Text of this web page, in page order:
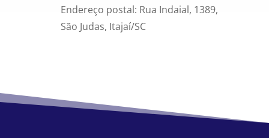
Endereço postal: Rua Indaial, 1389,
São Judas, Itajaí/SC